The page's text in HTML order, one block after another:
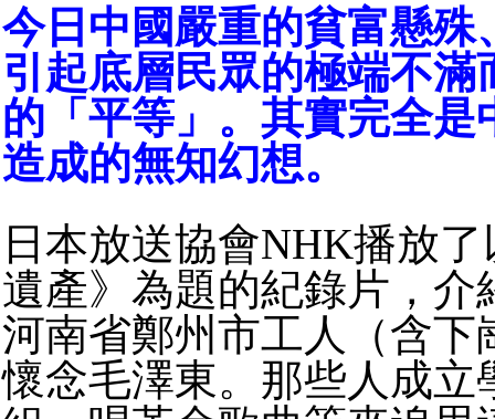
今日中國嚴重的貧富懸殊
引起底層民眾的極端不滿
的「平等」。其實完全是
造成的無知幻想。
日本放送協會NHK播放
遺產》為題的紀錄片，介
河南省鄭州市工人（含下
懷念毛澤東。那些人成立